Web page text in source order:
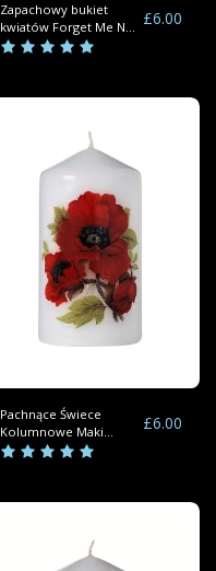
Zapachowy bukiet
kwiatów Forget Me Not
Pillar Candles
£6.00
Pachnące Świece
Kolumnowe Maki
Bukiet Kwiatów
£6.00